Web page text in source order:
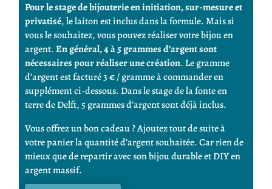
Pour le stage de bijouterie en initiation, sur-mesure et
privatisé, le laiton est inclus dans la formule.Mais si
vous le souhaitez, vous pouvez réaliser votre bijou en
argent.En général, 4 à 5 grammes d’argent sont
nécessaires pour réaliser une création. Le gramme
d’argent est facturé 3 € / gramme à commander en
supplément ci-dessous. Dans le stage de la fonte en
terre de Delft, 5 grammes d’argent sont déjà inclus.
Vous offrez un bon cadeau ? Ajoutez tout de suite à
votre panier la quantité d’argent souhaitée. Car rien de
mieux que de repartir avec son bijou durable et DIY en
argent massif.